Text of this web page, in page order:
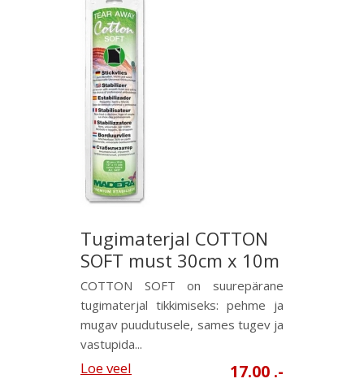
Tugimaterjal COTTON
SOFT must 30cm x 10m
COTTON SOFT on suurepärane
tugimaterjal tikkimiseks: pehme ja
mugav puudutusele, sames tugev ja
vastupida...
Loe veel 17.00 .-